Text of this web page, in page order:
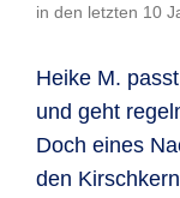
Heike M.
und geht
Doch eines
den
in den letzten 10